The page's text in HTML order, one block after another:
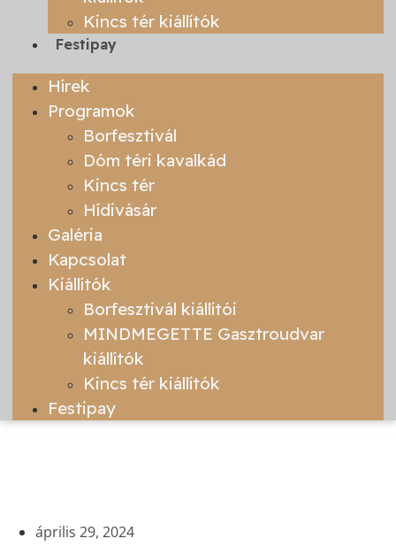
Kincs tér kiállítók
Festipay
Hírek
Programok
Borfesztivál
Dóm téri kavalkád
Kincs tér
Hídivásár
Galéria
Kapcsolat
Kiállítók
Borfesztivál kiállítói
MINDMEGETTE Gasztroudvar
kiállítók
Kincs tér kiállítók
Festipay
április 29, 2024